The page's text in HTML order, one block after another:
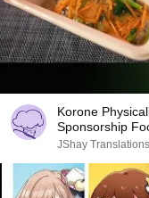
Korone
Sponsorship
JShay